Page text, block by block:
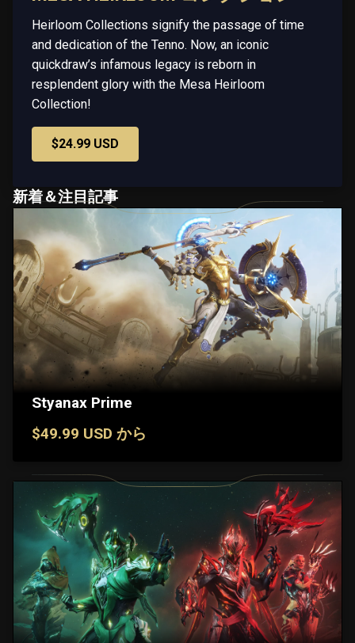
Heirloom Collections signify the passage of time
and dedication of the Tenno. Now, an iconic
quickdraw’s infamous legacy is reborn in
resplendent glory with the Mesa Heirloom
Collection!
$24.99 USD
新着＆注目記事
Styanax Prime
$49.99 USD から